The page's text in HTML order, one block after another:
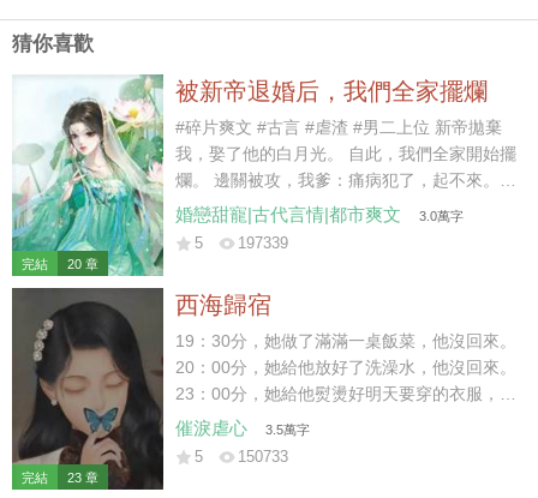
猜你喜歡
完結 20 章
被新帝退婚后，我們全家擺爛
#碎片爽文 #古言 #虐渣 #男二上位 新帝拋棄
我，娶了他的白月光。 自此，我們全家開始擺
爛。 邊關被攻，我爹：痛病犯了，起不來。
京內治安不好，我哥：休年假，勿擾。 戶部沒
錢，我娘：窮，借不了。 新帝暴怒：你們算什
了。 白月光二哥被新帝拎出去探案，三天嚇傻
了。 白月光她娘為了給女兒撐場面，棺材本都
借沒了。 喲呼~一直擺爛，一直爽~~~
婚戀甜寵|古代言情|都市爽文 3.0萬字
5 197339
完結 23 章
西海歸宿
19：30分，她做了滿滿一桌飯菜，他沒回來。
20：00分，她給他放好了洗澡水，他沒回來。
23：00分，她給他熨燙好明天要穿的衣服，他
沒回來。 23：59分，她守著一桌早已涼透的
飯菜和一個空蕩蕩的家。 門外突然傳來響聲，
催淚虐心 3.5萬字
5 150733